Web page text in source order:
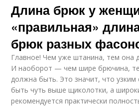
Длина брюк у
«правильная»
брюк разных
Главное! Чем уже штанина, тем она
И наоборот — чем шире брючина,
должна быть. Это значит, что узким
быть чуть выше щиколотки, а
рекомендуется практически